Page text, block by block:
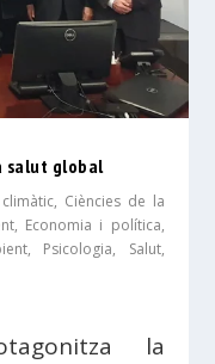
salut global
, Ciències de la
, Economia i política,
, Psicologia, Salut,
la